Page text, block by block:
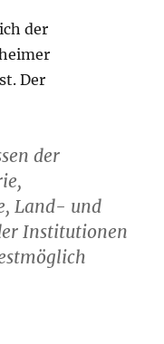
der
Der
der
Land- und
Institutionen